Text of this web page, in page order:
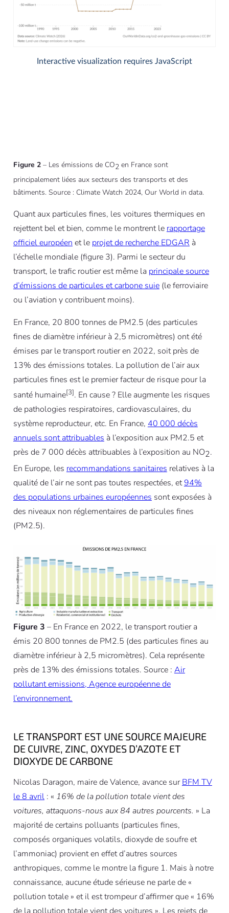
Figure 2– Les émissions de CO2 en France sont
principalement liées aux secteurs des transports et des
bâtiments. Source : Climate Watch 2024, Our World in data.
Quant aux particules fines, les voitures thermiques en
rejettent bel et bien, comme le montrent le rapportage
officiel européen et le projet de recherche EDGAR à
l’échelle mondiale (figure 3). Parmi le secteur du
transport, le trafic routier est même la principale source
d’émissions de particules et carbone suie(le ferroviaire
ou l’aviation y contribuent moins).
En France, 20 800 tonnes de PM2.5 (des particules
fines de diamètre inférieur à 2,5 micromètres) ont été
émises par le transport routier en 2022, soit près de
13% des émissions totales. La pollution de l’air aux
particules fines est le premier facteur de risque pour la
santé humaine[3]. En cause ? Elle augmente les risques
de pathologies respiratoires, cardiovasculaires, du
système reproducteur, etc. En France, 40 000 décès
annuels sont attribuables à l’exposition aux PM2.5 et
près de 7 000 décès attribuables à l’exposition au NO2.
En Europe, les recommandations sanitaires relatives à la
qualité de l’air ne sont pas toutes respectées, et94%
des populations urbaines européennes sont exposées à
des niveaux non réglementaires de particules fines
(PM2.5).
Figure 3 – En France en 2022, le transport routier a
émis 20 800 tonnes de PM2.5 (des particules fines au
diamètre inférieur à 2,5 micromètres). Cela représente
près de 13% des émissions totales. Source : Air
pollutant emissions, Agence européenne de
l’environnement.
LE TRANSPORT EST UNE SOURCE MAJEURE
DE CUIVRE, ZINC, OXYDES D’AZOTE ET
DIOXYDE DE CARBONE
Nicolas Daragon, maire de Valence, avance surBFM TV
le 8 avril: « 16% de la pollution totale vient des
voitures, attaquons-nous aux 84 autres pourcents. » La
majorité de certains polluants (particules fines,
composés organiques volatils, dioxyde de soufre et
l’ammoniac) provient en effet d’autres sources
anthropiques, comme le montre la figure 1. Mais à notre
connaissance, aucune étude sérieuse ne parle de «
pollution totale » et il est trompeur d’affirmer que « 16%
de la pollution totale vient des voitures ». Les rejets de